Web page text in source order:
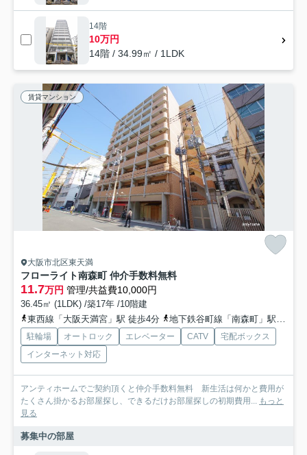
14階
10万円
14階 / 34.99㎡ / 1LDK
賃貸マンション
大阪市北区東天満
フローライト南森町 仲介手数料無料
11.7万円 管理/共益費10,000円
36.45㎡ (1LDK) /築17年 /10階建
東西線「大阪天満宮」駅 徒歩4分
地下鉄谷町線「南森町」駅 徒歩5分
駐輪場 オートロック エレベーター CATV
宅配ボックス
インターネット対応
アンティホームでご契約頂くと仲介手数料無料 新生活は何かと費用が
たくさん掛かるお部屋探し、できるだけお部屋探しの初期費用...
もっと
見る
募集中の部屋